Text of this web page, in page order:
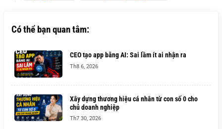
Có thể bạn quan tâm:
CEO tạo app bằng AI: Sai lầm ít ai nhận ra
Th8 6, 2026
Xây dựng thương hiệu cá nhân từ con số 0 cho
chủ doanh nghiệp
Th7 30, 2026